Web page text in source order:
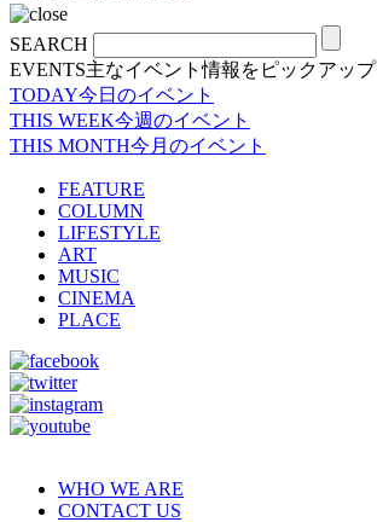
SEARCH
EVENTS主なイベント情報をピックアップ
TODAY今日のイベント
THIS WEEK今週のイベント
THIS MONTH今月のイベント
FEATURE
COLUMN
LIFESTYLE
ART
MUSIC
CINEMA
PLACE
WHO WE ARE
CONTACT US